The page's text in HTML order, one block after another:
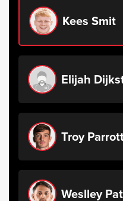
Kees Smit
Elijah
Troy
Weslley